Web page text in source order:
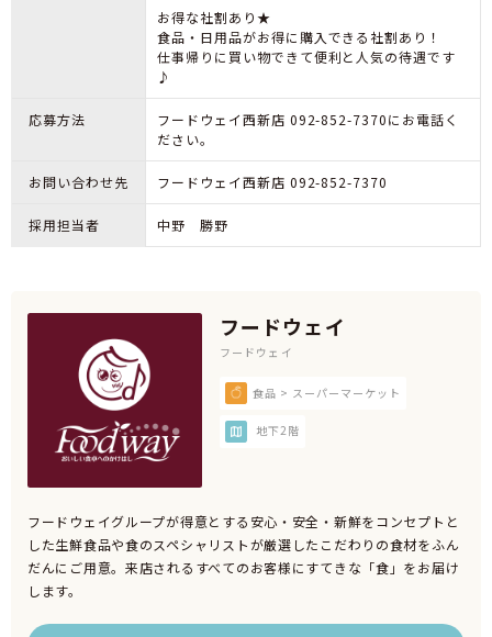
お得な社割あり★
食品・日用品がお得に購入できる社割あり！
仕事帰りに買い物できて便利と人気の待遇です
♪
応募方法
フードウェイ西新店 092-852-7370にお電話く
ださい。
お問い合わせ先 フードウェイ西新店 092-852-7370
採用担当者 中野 勝野
フードウェイ
フードウェイ
食品 > スーパーマーケット
地下2階
フードウェイグループが得意とする安心・安全・新鮮をコンセプトと
した生鮮食品や食のスペシャリストが厳選したこだわりの食材をふん
だんにご用意。来店されるすべてのお客様にすてきな「食」をお届け
します。